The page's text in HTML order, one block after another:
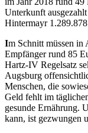
Unterkunft
Hintermayr
Im Schnitt müssen in
Empfänger rund 85
Hartz-IV Regelsatz
Augsburg
Menschen, die
Geld fehlt im
gesunde Ernährung.
kann, ist gezwungen